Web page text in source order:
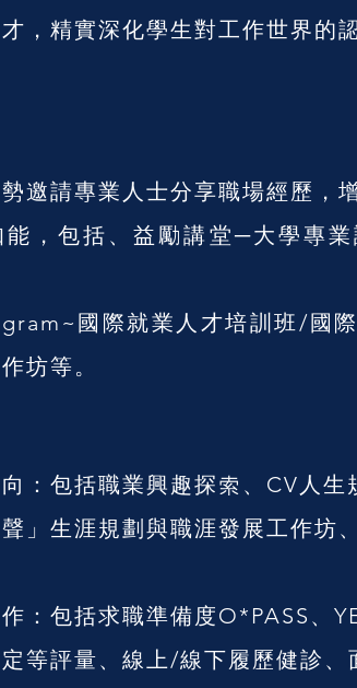
，精實深化學生對工作世界的
邀請專業人士分享職場經歷，
能，包括、益勵講堂─大學專
國際就業人才培訓班/國
坊等。
向：包括職業興趣探索、CV人生
」生涯規劃與職涯發展工作坊
作：包括求職準備度O*PASS、
等評量、線上/線下履歷健診、